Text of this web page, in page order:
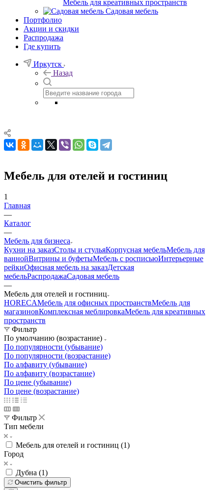
Мебель для креативных пространств
Садовая мебель
Портфолио
Акции и скидки
Распродажа
Где купить
Иркутск
Назад
Мебель для отелей и гостиниц
1
Главная
—
Каталог
—
Мебель для бизнеса
Кухни на заказСтолы и стульяКорпусная мебельМебель для
ваннойВитрины и буфетыМебель с росписьюИнтерьерные
рейкиОфисная мебель на заказДетская
мебельРаспродажаСадовая мебель
—
Мебель для отелей и гостиниц
HORECAМебель для офисных пространствМебель для
магазиновКомплексная меблировкаМебель для креативных
пространств
Фильтр
По умолчанию (возрастание)
По популярности (убывание)
По популярности (возрастание)
По алфавиту (убывание)
По алфавиту (возрастание)
По цене (убывание)
По цене (возрастание)
Фильтр
Тип мебели
Мебель для отелей и гостиниц (1)
Город
Дубна (1)
Очистить фильтр